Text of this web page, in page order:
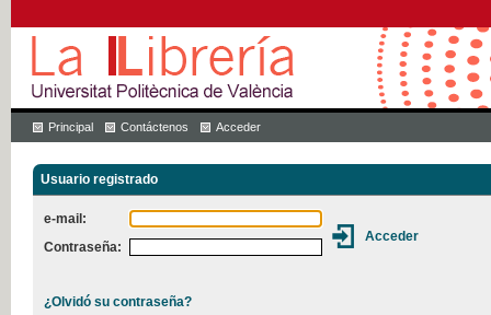
Principal Contáctenos Acceder
Usuario registrado
e-mail:
Contraseña:
¿Olvidó su contraseña?